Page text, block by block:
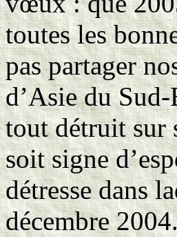
toutes les
pas partager
d’Asie du
tout détruit sur
soit signe
détresse dans
décembre